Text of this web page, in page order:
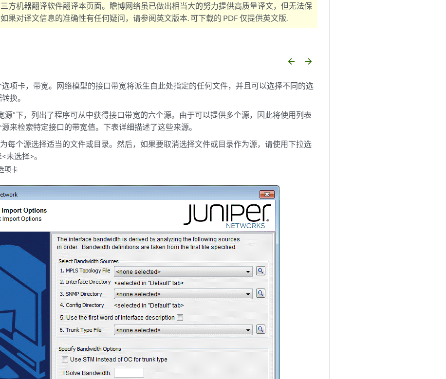
方机器翻译软件翻译本页面。瞻博网络虽已做出相当大的努力提供高质量译文，但无法保
果对译文信息的准确性有任何疑问，请参阅英文版本. 可下载的 PDF 仅提供英文版.
arrow_backward arrow_forward
项卡，带宽。网络模型的接口带宽将派生自此处指定的任何文件，并且可以选择不同的选
换。
源”下，列出了程序可从中获得接口带宽的六个源。由于可以提供多个源，因此将使用列表
来检索特定接口的带宽值。下表详细描述了这些来源。
为每个源选择适当的文件或目录。然后，如果要取消选择文件或目录作为源，请使用下拉选
未选择>。
项卡